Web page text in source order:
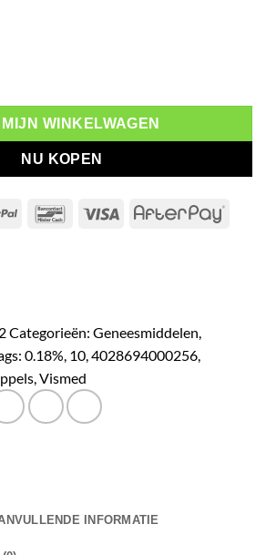
MIJN WINKELWAGEN
NU KOPEN
PayPal Bancontact
Visa
Categorieën: Geneesmiddelen
0.18% 10 4028694000256
Vismed
INFORMATIE